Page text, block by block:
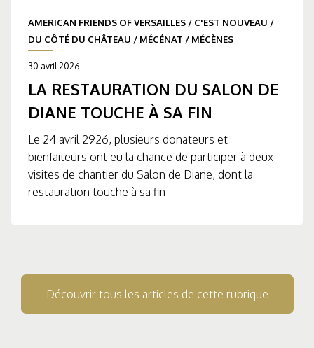
AMERICAN FRIENDS OF VERSAILLES / C'EST NOUVEAU /
DU CÔTÉ DU CHÂTEAU / MÉCÉNAT / MÉCÈNES
30 avril 2026
LA RESTAURATION DU SALON DE
DIANE TOUCHE À SA FIN
Le 24 avril 2926, plusieurs donateurs et
bienfaiteurs ont eu la chance de participer à deux
visites de chantier du Salon de Diane, dont la
restauration touche à sa fin
Découvrir tous les articles de cette rubrique